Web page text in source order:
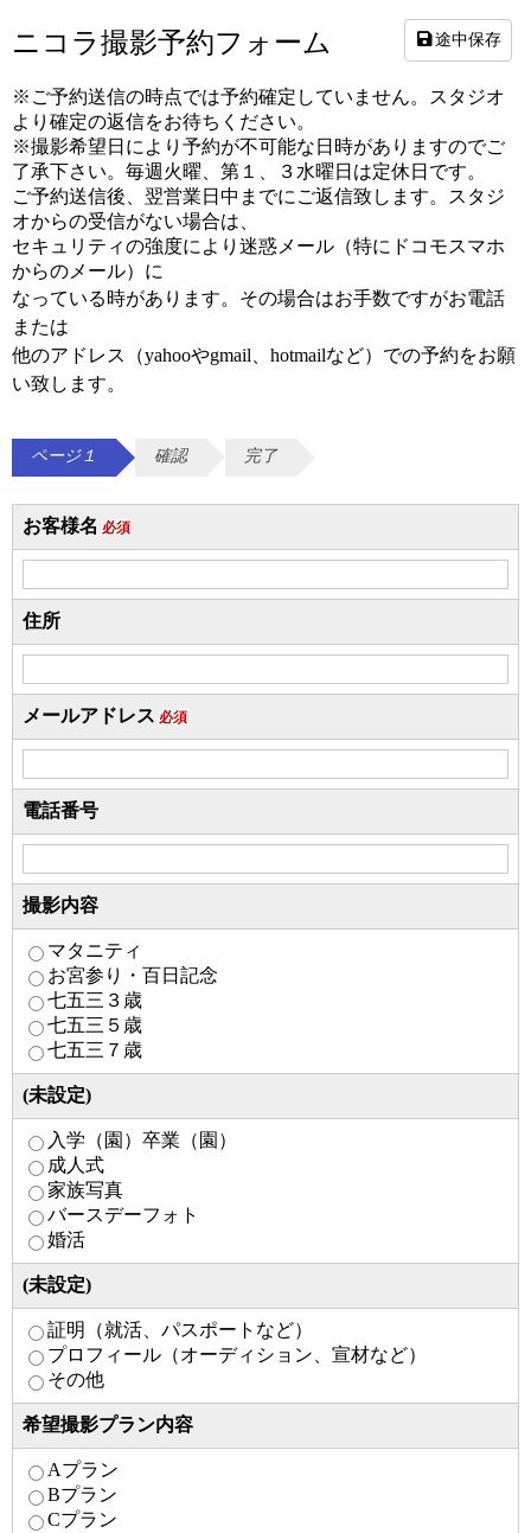
ニコラ撮影予約フォーム
※ご予約送信の時点では予約確定していません。スタジオ
より確定の返信をお待ちください。
※撮影希望日により予約が不可能な日時がありますのでご
了承下さい。毎週火曜、第１、３水曜日は定休日です。
ご予約送信後、翌営業日中までにご返信致します。スタジ
オからの受信がない場合は、
セキュリティの強度により迷惑メール（特にドコモスマホ
からのメール）に
なっている時があります。 その場合はお手数ですがお電話
または
他のアドレス（yahooやgmail、hotmailなど）での予約をお願
い致します。
ページ１ 確認 完了
お客様名 必須
住所
メールアドレス 必須
電話番号
撮影内容
マタニティ
お宮参り・百日記念
七五三３歳
七五三５歳
七五三７歳
(未設定)
入学（園）卒業（園）
成人式
家族写真
バースデーフォト
婚活
(未設定)
証明（就活、パスポートなど）
プロフィール（オーディション、宣材など）
その他
希望撮影プラン内容
Aプラン
Bプラン
Cプラン
途中保存